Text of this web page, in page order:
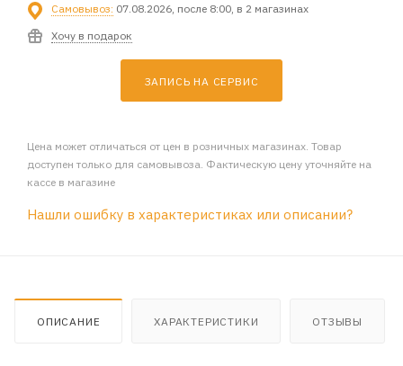
Самовывоз: 07.08.2026, после 8:00, в 2 магазинах
Хочу в подарок
ЗАПИСЬ НА СЕРВИС
Цена может отличаться от цен в розничных магазинах. Товар
доступен только для самовывоза. Фактическую цену уточняйте на
кассе в магазине
Нашли ошибку в характеристиках или описании?
ОПИСАНИЕ ХАРАКТЕРИСТИКИ ОТЗЫВЫ